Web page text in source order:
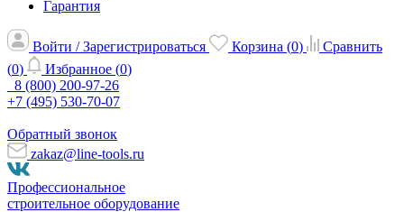
Гарантия
Войти / Зарегистрироваться Корзина (0)
Сравнить
(0) Избранное (0)
8 (800) 200-97-26
+7 (495) 530-70-07
Обратный звонок
zakaz@line-tools.ru
Профессиональное
строительное оборудование